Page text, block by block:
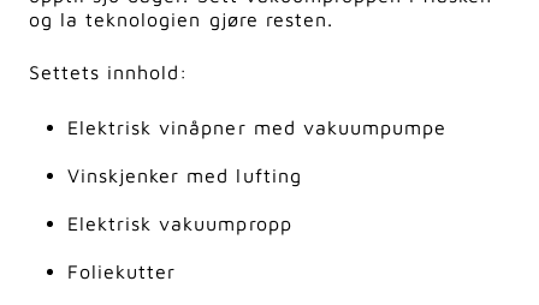
og la teknologien gjøre resten.
Settets innhold:
Elektrisk vinåpner med vakuumpumpe
Vinskjenker med lufting
Elektrisk vakuumpropp
Foliekutter